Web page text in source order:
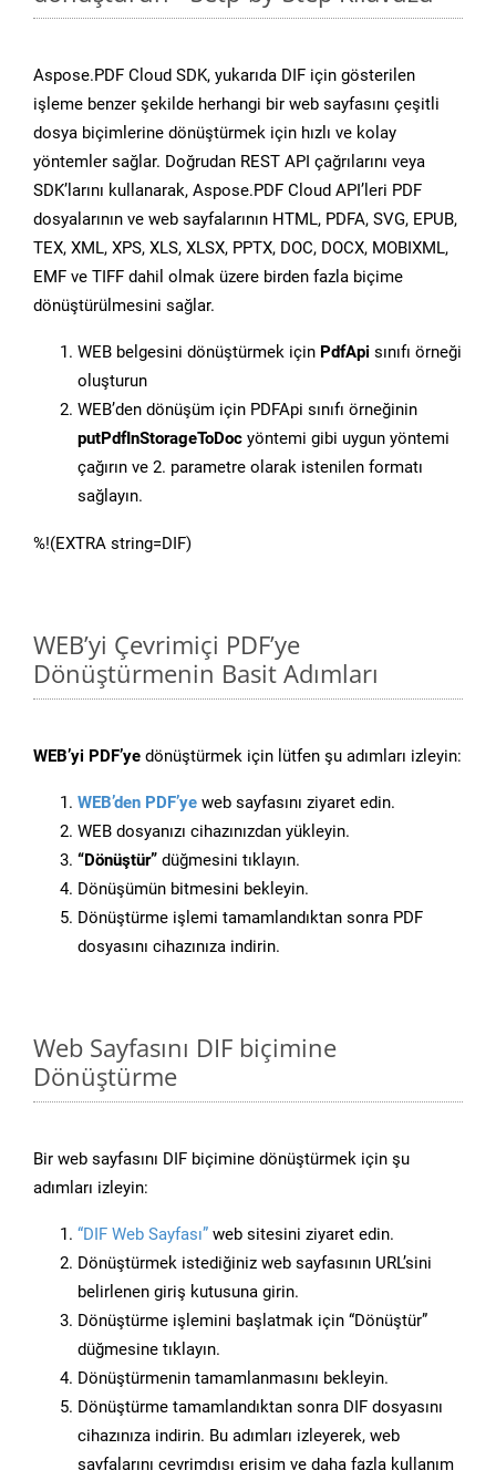
Aspose.PDF Cloud SDK, yukarıda DIF için gösterilen
işleme benzer şekilde herhangi bir web sayfasını çeşitli
dosya biçimlerine dönüştürmek için hızlı ve kolay
yöntemler sağlar. Doğrudan REST API çağrılarını veya
SDK’larını kullanarak, Aspose.PDF Cloud API’leri PDF
dosyalarının ve web sayfalarının HTML, PDFA, SVG, EPUB,
TEX, XML, XPS, XLS, XLSX, PPTX, DOC, DOCX, MOBIXML,
EMF ve TIFF dahil olmak üzere birden fazla biçime
dönüştürülmesini sağlar.
WEB belgesini dönüştürmek için PdfApi sınıfı örneği
oluşturun
WEB’den dönüşüm için PDFApi sınıfı örneğinin
putPdfInStorageToDoc yöntemi gibi uygun yöntemi
çağırın ve 2. parametre olarak istenilen formatı
sağlayın.
%!(EXTRA string=DIF)
WEB’yi Çevrimiçi PDF’ye
Dönüştürmenin Basit Adımları
WEB’yi PDF’ye dönüştürmek için lütfen şu adımları izleyin:
WEB’den PDF’ye web sayfasını ziyaret edin.
WEB dosyanızı cihazınızdan yükleyin.
“Dönüştür” düğmesini tıklayın.
Dönüşümün bitmesini bekleyin.
Dönüştürme işlemi tamamlandıktan sonra PDF
dosyasını cihazınıza indirin.
Web Sayfasını DIF biçimine
Dönüştürme
Bir web sayfasını DIF biçimine dönüştürmek için şu
adımları izleyin:
“DIF Web Sayfası” web sitesini ziyaret edin.
Dönüştürmek istediğiniz web sayfasının URL’sini
belirlenen giriş kutusuna girin.
Dönüştürme işlemini başlatmak için “Dönüştür”
düğmesine tıklayın.
Dönüştürmenin tamamlanmasını bekleyin.
Dönüştürme tamamlandıktan sonra DIF dosyasını
cihazınıza indirin. Bu adımları izleyerek, web
sayfalarını çevrimdışı erişim ve daha fazla kullanım